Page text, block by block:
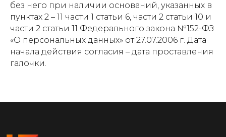
без него при наличии оснований, указанных в
пунктах 2 – 11 части 1 статьи 6, части 2 статьи 10 и
части 2 статьи 11 Федерального закона №152-ФЗ
«О персональных данных» от 27.07.2006 г. Дата
начала действия согласия – дата проставления
галочки.
Политика конфиденциальности
ИП Шмидт Валерия Константиновна
ИНН: 363103307469
ОГРНИП: 321366800019712
schmidt_16121996@mail.ru
Разработка и продвижение :ls-marketing.ru